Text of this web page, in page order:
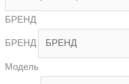
БРЕНД
БРЕНД
Модель